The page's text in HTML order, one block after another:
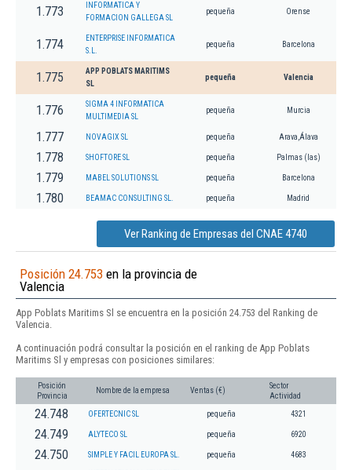
1.773
INFORMATICA Y
FORMACION GALLEGA SL
pequeña Orense
1.774
ENTERPRISE INFORMATICA
S.L.
pequeña Barcelona
1.775
APP POBLATS MARITIMS
SL
pequeña Valencia
1.776
SIGMA 4 INFORMATICA
MULTIMEDIA SL
pequeña Murcia
1.777 NOVAGIX SL pequeña Arava,Álava
1.778 SHOFTORE SL pequeña Palmas (las)
1.779 MABEL SOLUTIONS SL pequeña Barcelona
1.780 BEAMAC CONSULTING SL. pequeña Madrid
Ver Ranking de Empresas del CNAE 4740
Posición 24.753 en la provincia de
Valencia
App Poblats Maritims Sl se encuentra en la posición 24.753 del Ranking de
Valencia.
A continuación podrá consultar la posición en el ranking de App Poblats
Maritims Sl y empresas con posiciones similares:
Posición
Provincia
Nombre de la empresa Ventas (€)
Sector
Actividad
24.748 OFERTECNIC SL pequeña 4321
24.749 ALYTECO SL pequeña 6920
24.750 SIMPLE Y FACIL EUROPA SL. pequeña 4683